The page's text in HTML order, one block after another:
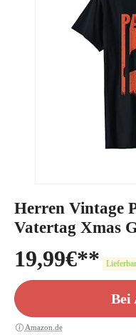
Herren Vintage
Vatertag Xmas
T-Shirt
19,99€ Lieferbar
Bei
Amazon.de